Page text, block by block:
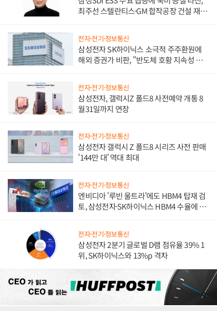
최주선 스텔란티스·GM 합작공장 건설 재추
전자·전기·정보통신
삼성전자 SK하이닉스 소극적 주주환원에
해외 증권가 비판, "반도체 호황 지속성 의
전자·전기·정보통신
삼성전자, 갤럭시Z 폴드8 사전예약 개통 8
월31일까지 연장
전자·전기·정보통신
삼성전자 갤럭시 Z 폴드8 시리즈 사전 판매
'144만 대' 역대 최대
전자·전기·정보통신
엔비디아 '루빈 울트라'에도 HBM4 탑재 검
토, 삼성전자·SK하이닉스 HBM4 수율에 주
전자·전기·정보통신
삼성전자 2분기 글로벌 D램 점유율 39% 1
위, SK하이닉스와 13%p 격차